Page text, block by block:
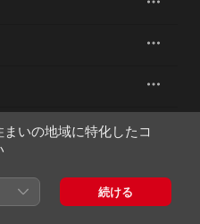
いの地域に特化したコ
続ける